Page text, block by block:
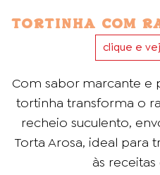
TORTINHA COM
clique e
Com sabor marcante e
tortinha transforma o
recheio suculento,
Torta Arosa, ideal para
às receitas